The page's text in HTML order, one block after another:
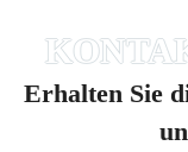
Erhalten Sie